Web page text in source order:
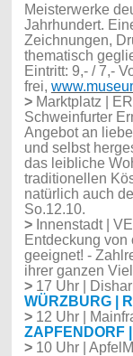
Meisterwerke
Jahrhundert.
Zeichnungen,
thematisch
Eintritt: 9,- / 7,-
frei,
> Marktplatz
|
Schweinfurter
Angebot an
und selbst
das leibliche
traditionellen
natürlich auch
So.12.10.
> Innenstadt
|
Entdeckung
geeignet! -
ihrer ganzen
>17 Uhr |
WÜRZBURG |
>12 Uhr |
ZAPFENDORF
>10 Uhr |